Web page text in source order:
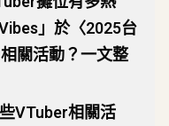
」於〈2025台
關活動？一文整
VTuber相關活